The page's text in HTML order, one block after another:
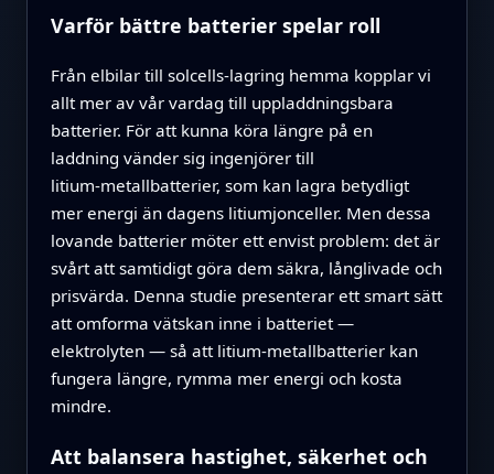
Varför bättre batterier spelar roll
Från elbilar till solcells‑lagring hemma kopplar vi
allt mer av vår vardag till uppladdningsbara
batterier. För att kunna köra längre på en
laddning vänder sig ingenjörer till
litium‑metallbatterier, som kan lagra betydligt
mer energi än dagens litiumjonceller. Men dessa
lovande batterier möter ett envist problem: det är
svårt att samtidigt göra dem säkra, långlivade och
prisvärda. Denna studie presenterar ett smart sätt
att omforma vätskan inne i batteriet —
elektrolyten — så att litium‑metallbatterier kan
fungera längre, rymma mer energi och kosta
mindre.
Att balansera hastighet, säkerhet och